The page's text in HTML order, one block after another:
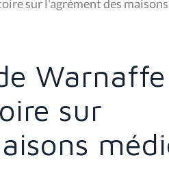
sur l'agrément des
Warnaffe
sur